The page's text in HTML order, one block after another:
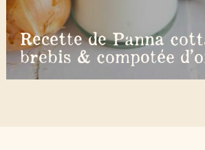
Recette de Panna
brebis & compotée